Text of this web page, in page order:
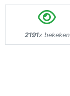
2191x bekeken